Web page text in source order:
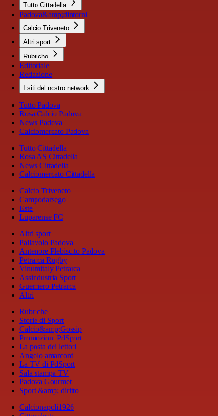
Tutto Cittadella
Padova&amp;dintorni
Calcio Triveneto
Altri sport
Rubriche
Editoriale
Redazione
I siti del nostro network
Tutto Padova
Rosa Calcio Padova
News Padova
Calciomercato Padova
Tutto Cittadella
Rosa AS Cittadella
News Cittadella
Calciomercato Cittadella
Calcio Triveneto
Campodarsego
Este
Luparense FC
Altri sport
Pallavolo Padova
Antenore Plebiscito Padova
Petrarca Rugby
Vinumitaly Petrarca
Assindustria Sport
Guerriero Petrarca
Altri
Rubriche
Storie di Sport
Calcio&amp;Gossip
Promozioni PdSport
La posta dei lettori
Angolo amarcord
La TV di PdSport
Sala stampa TV
Padova Gourmet
Sport &amp; diritto
Calcionapoli1926